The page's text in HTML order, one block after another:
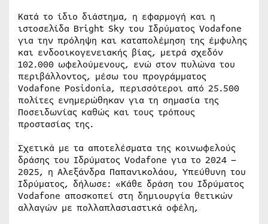
Κατά το ίδιο διάστημα, η εφαρμογή και η
ιστοσελίδα Bright Sky του Ιδρύματος Vodafone
για την πρόληψη και καταπολέμηση της έμφυλης
και ενδοοικογενειακής βίας, μετρά σχεδόν
102.000 ωφελούμενους, ενώ στον πυλώνα του
περιβάλλοντος, μέσω του προγράμματος
Vodafone Posidonia, περισσότεροι από 25.500
πολίτες ενημερώθηκαν για τη σημασία της
Ποσειδωνίας καθώς και τους τρόπους
προστασίας της.
Σχετικά με τα αποτελέσματα της κοινωφελούς
δράσης του Ιδρύματος Vodafone για το 2024 –
2025, η Αλεξάνδρα Παπανικολάου, Υπεύθυνη του
Ιδρύματος, δήλωσε: «Κάθε δράση του Ιδρύματος
Vodafone αποσκοπεί στη δημιουργία θετικών
αλλαγών με πολλαπλασιαστικά οφέλη,